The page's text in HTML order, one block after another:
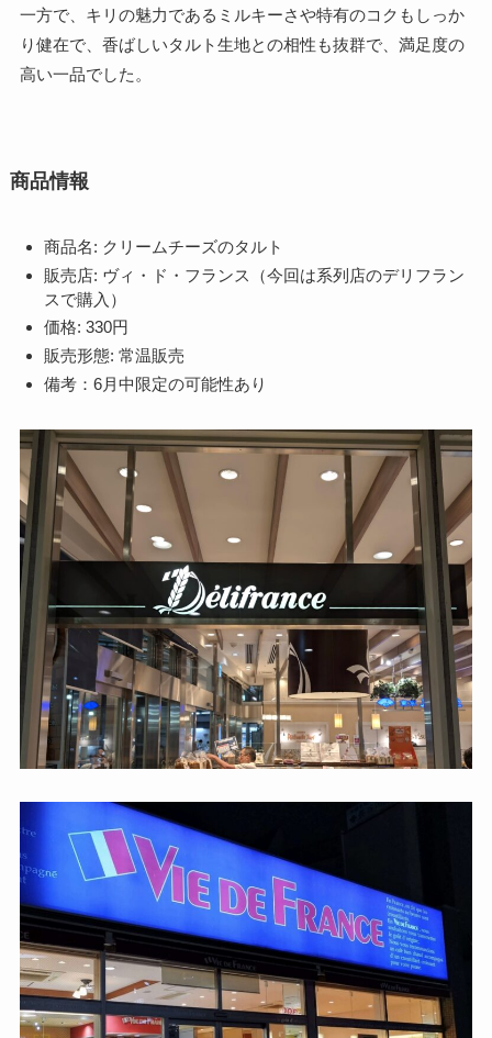
一方で、キリの魅力であるミルキーさや特有のコクもしっか
り健在で、香ばしいタルト生地との相性も抜群で、満足度の
高い一品でした。
商品情報
商品名: クリームチーズのタルト
販売店: ヴィ・ド・フランス（今回は系列店のデリフラン
スで購入）
価格: 330円
販売形態: 常温販売
備考：6月中限定の可能性あり